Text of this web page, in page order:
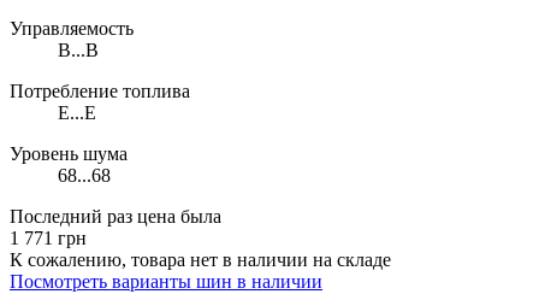
Управляемость
B...B
Потребление топлива
E...E
Уровень шума
68...68
Последний раз цена была
1 771 грн
К сожалению, товара нет в наличии на складе
Поcмотреть варианты шин в наличии